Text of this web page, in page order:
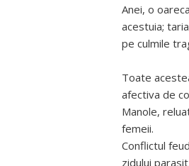
Anei, o
acestuia;
pe culmile
Toate
afectiva de
Manole,
femeii.
Conflictul
zidului